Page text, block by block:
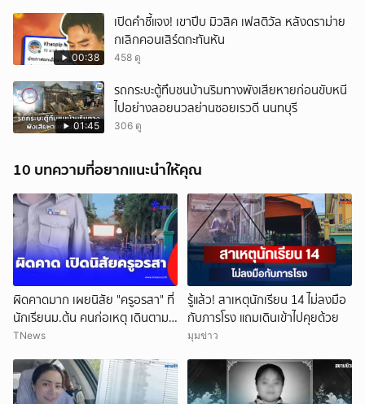
00:38
เปิดคำชี้แจง! เขาปีบ มิวสิค เฟสติวัล หลังดราม่าย
กเลิกคอนเสิร์ตกะทันหัน
458 ดู
01:45
รถกระบะตู้ทึบชนบ้านริมทางพังเสียหายก่อนขับหนี
ไปอย่างลอยนวลย่านซอยเรวดี นนทบุรี
306 ดู
10 บทความที่อยากแนะนำให้คุณ
ผิดคาดมาก เผยนิสัย "ครูอรสา" ที่
นักเรียนม.ต้น คนก่อเหตุ เดินตาม
หา
TNews
รู้แล้ว! สาเหตุนักเรียน 14 ไม่ลงมือ
กับภารโรง แถมเดินเข้าไปคุยด้วย
มุมข่าว